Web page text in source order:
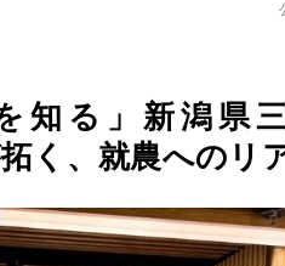
知る」新潟県
く、就農へのリ